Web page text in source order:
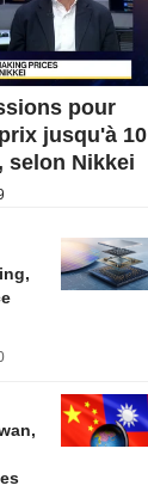
pour
jusqu'à 10
selon Nikkei